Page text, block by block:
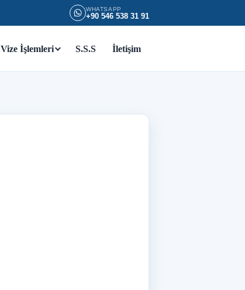
WHATSAPP
+90 546 538 31 91
Vize İşlemleri S.S.S İletişim